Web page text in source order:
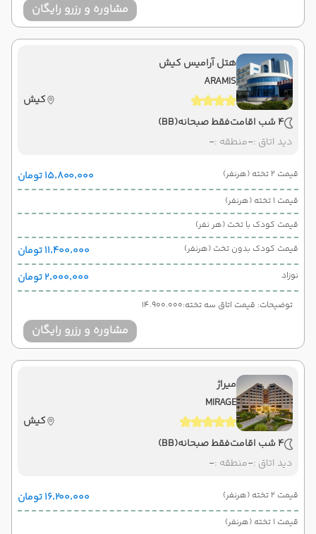
مشاوره و رزرو رایگان
هتل آرامیس کیش
ARAMIS
کیش
4 شب اقامت
فقط صبحانه(BB)
دید اتاق :-منطقه :-
قیمت 2 تخته (هرنفر) ۱۵٬۸۰۰٬۰۰۰ تومان
قیمت 1 تخته (هرنفر)
قیمت کودک با تخت (هر نفر)
قیمت کودک بدون تخت (هرنفر)
۱۱٬۴۰۰٬۰۰۰ تومان
نوزاد ۲٬۰۰۰٬۰۰۰ تومان
توضیحات: قیمت اتاق سه تخته:14.900.000
مشاوره و رزرو رایگان
میراژ
MIRAGE
کیش
4 شب اقامت
فقط صبحانه(BB)
دید اتاق :-منطقه :-
قیمت 2 تخته (هرنفر) ۱۶٬۲۰۰٬۰۰۰ تومان
قیمت 1 تخته (هرنفر)